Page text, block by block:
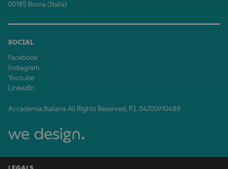
00185 Roma (Italia)
SOCIAL
Facebook
Instagram
Youtube
LinkedIn
Accademia Italiana All Rights Reserved, P.I. 04705910489